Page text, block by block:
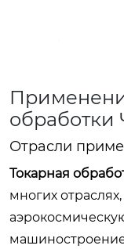
Отрасли
Токарная
многих